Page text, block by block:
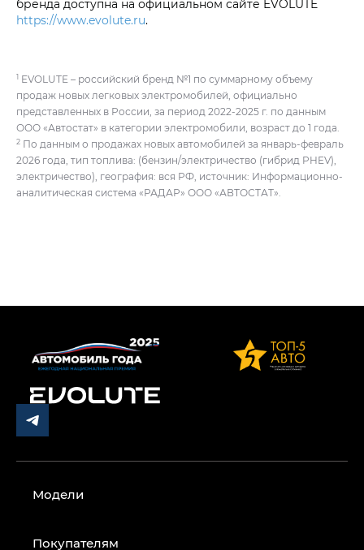
бренда доступна на официальном сайте EVOLUTE
https://www.evolute.ru.
1 EVOLUTE – российский бренд №1 по суммарному объему
продаж новых легковых электромобилей, официально
представленных в России, за период 2022-2025 г. по данным
ООО «Автостат» в категории электромобили, возраст до 1 года.
2 По данным о продажах новых автомобилей за январь-февраль
2026 года, тип топлива: (бензин/электричество (гибрид PHEV),
электричество), география: вся РФ, источник: Информационно-
аналитическая система «РАДАР» ООО «АВТОСТАТ».
Модели
Покупателям